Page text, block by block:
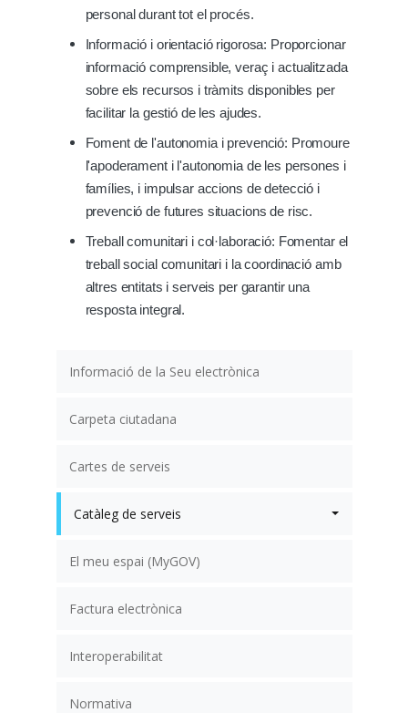
Informació de la Seu electrònica
Carpeta ciutadana
Cartes de serveis
Catàleg de serveis
El meu espai (MyGOV)
Factura electrònica
Interoperabilitat
Normativa
personal durant tot el procés.
Informació i orientació rigorosa: Proporcionar
informació comprensible, veraç i actualitzada
sobre els recursos i tràmits disponibles per
facilitar la gestió de les ajudes.
Foment de l'autonomia i prevenció: Promoure
l'apoderament i l'autonomia de les persones i
famílies, i impulsar accions de detecció i
prevenció de futures situacions de risc.
Treball comunitari i col·laboració: Fomentar el
treball social comunitari i la coordinació amb
altres entitats i serveis per garantir una
resposta integral.